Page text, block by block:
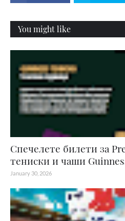
You might like
Спечелете билети за
тениски и чаши
January 30, 2026